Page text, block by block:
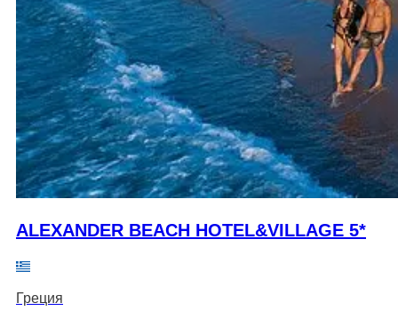
ALEXANDER BEACH HOTEL&VILLAGE 5*
Греция